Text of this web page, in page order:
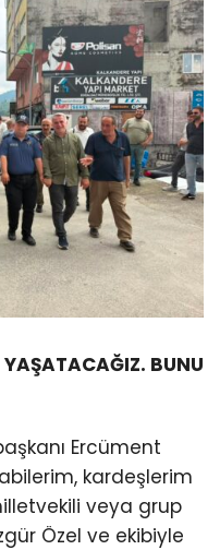
YAŞATACAĞIZ. BUNU
Ercüment
kardeşlerim
veya grup
Özel ve ekibiyle